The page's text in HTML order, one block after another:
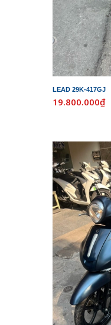
LEAD 29K-417GJ
19.800.000₫